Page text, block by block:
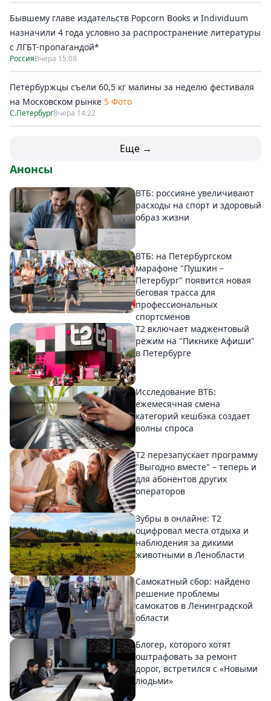
Бывшему главе издательств Popcorn Books и Individuum
назначили 4 года условно за распространение литературы
с ЛГБТ-пропагандой*
РоссияВчера 15:08
Петербуржцы съели 60,5 кг малины за неделю фестиваля
на Московском рынке 5 Фото
С.ПетербургВчера 14:22
Еще →
Анонсы
ВТБ: россияне увеличивают
расходы на спорт и здоровый
образ жизни
ВТБ: на Петербургском
марафоне "Пушкин –
Петербург" появится новая
беговая трасса для
профессиональных
спортсменов
Т2 включает маджентовый
режим на "Пикнике Афиши"
в Петербурге
Исследование ВТБ:
ежемесячная смена
категорий кешбэка создает
волны спроса
Т2 перезапускает программу
"Выгодно вместе" – теперь и
для абонентов других
операторов
Зубры в онлайне: Т2
оцифровал места отдыха и
наблюдения за дикими
животными в Ленобласти
Самокатный сбор: найдено
решение проблемы
самокатов в Ленинградской
области
Блогер, которого хотят
оштрафовать за ремонт
дорог, встретился с «Новыми
людьми»